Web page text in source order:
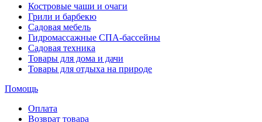
Костровые чаши и очаги
Грили и барбекю
Садовая мебель
Гидромассажные СПА-бассейны
Садовая техника
Товары для дома и дачи
Товары для отдыха на природе
Помощь
Оплата
Возврат товара